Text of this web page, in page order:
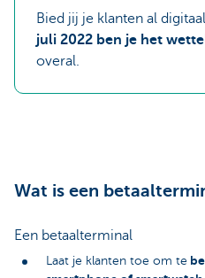
Bied jij je klanten al
juli 2022 ben je het
overal.
Wat is een
Een betaalterminal
Laat je klanten toe om te